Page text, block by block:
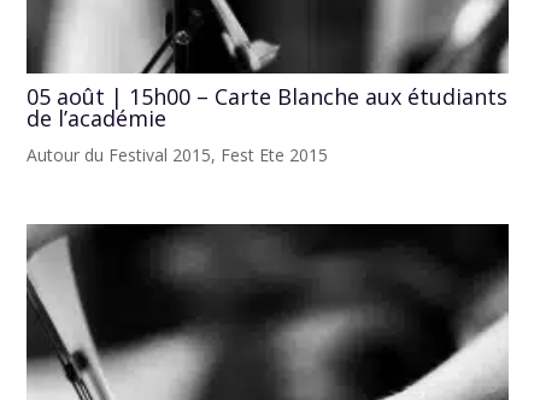
05 août | 15h00 – Carte Blanche aux étudiants
de l’académie
Autour du Festival 2015, Fest Ete 2015